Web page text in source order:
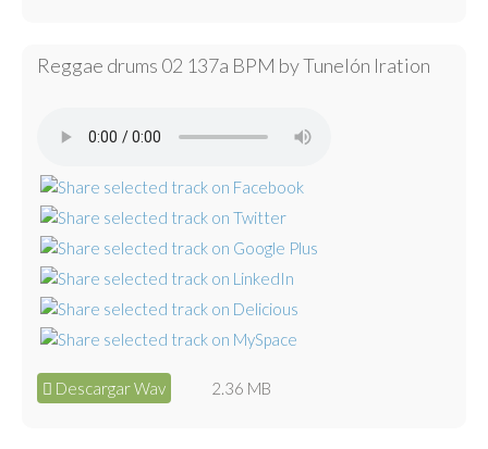
Reggae drums 02 137a BPM by Tunelón Iration
Descargar Wav 2.36 MB